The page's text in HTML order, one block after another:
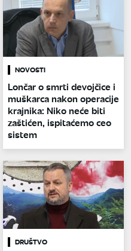
NOVOSTI
Lončar o smrti devojčice i
muškarca nakon operacije
krajnika: Niko neće biti
zaštićen, ispitaćemo ceo
sistem
DRUŠTVO